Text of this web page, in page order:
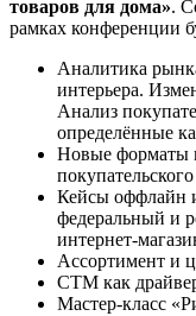
товаров для дома».
рамках конференции
Аналитика
интерьера.
Анализ
определённые
Новые форматы
Кейсы оффлайн
федеральный и
интернет-
Ассортимент и
СТМ как
Мастер-класс